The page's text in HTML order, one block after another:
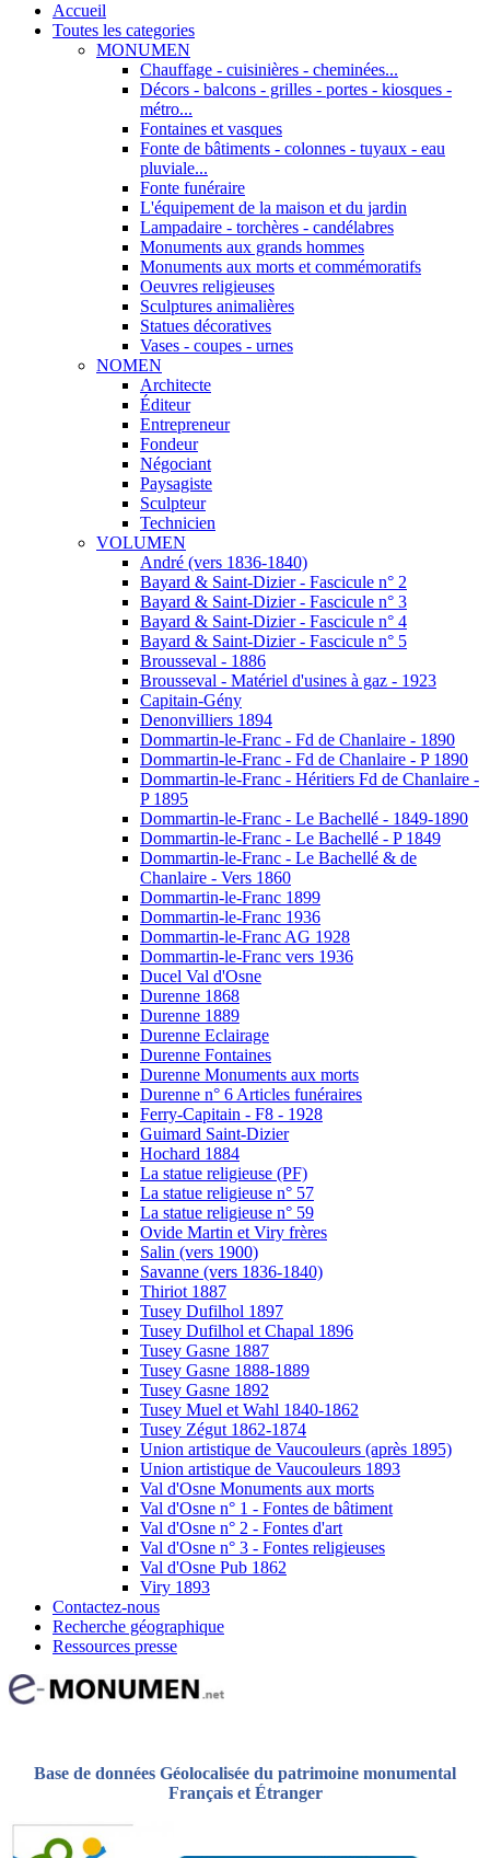
Accueil
Toutes les categories
MONUMEN
Chauffage - cuisinières - cheminées...
Décors - balcons - grilles - portes - kiosques -
métro...
Fontaines et vasques
Fonte de bâtiments - colonnes - tuyaux - eau
pluviale...
Fonte funéraire
L'équipement de la maison et du jardin
Lampadaire - torchères - candélabres
Monuments aux grands hommes
Monuments aux morts et commémoratifs
Oeuvres religieuses
Sculptures animalières
Statues décoratives
Vases - coupes - urnes
NOMEN
Architecte
Éditeur
Entrepreneur
Fondeur
Négociant
Paysagiste
Sculpteur
Technicien
VOLUMEN
André (vers 1836-1840)
Bayard & Saint-Dizier - Fascicule n° 2
Bayard & Saint-Dizier - Fascicule n° 3
Bayard & Saint-Dizier - Fascicule n° 4
Bayard & Saint-Dizier - Fascicule n° 5
Brousseval - 1886
Brousseval - Matériel d'usines à gaz - 1923
Capitain-Gény
Denonvilliers 1894
Dommartin-le-Franc - Fd de Chanlaire - 1890
Dommartin-le-Franc - Fd de Chanlaire - P 1890
Dommartin-le-Franc - Héritiers Fd de Chanlaire -
P 1895
Dommartin-le-Franc - Le Bachellé - 1849-1890
Dommartin-le-Franc - Le Bachellé - P 1849
Dommartin-le-Franc - Le Bachellé & de
Chanlaire - Vers 1860
Dommartin-le-Franc 1899
Dommartin-le-Franc 1936
Dommartin-le-Franc AG 1928
Dommartin-le-Franc vers 1936
Ducel Val d'Osne
Durenne 1868
Durenne 1889
Durenne Eclairage
Durenne Fontaines
Durenne Monuments aux morts
Durenne n° 6 Articles funéraires
Ferry-Capitain - F8 - 1928
Guimard Saint-Dizier
Hochard 1884
La statue religieuse (PF)
La statue religieuse n° 57
La statue religieuse n° 59
Ovide Martin et Viry frères
Salin (vers 1900)
Savanne (vers 1836-1840)
Thiriot 1887
Tusey Dufilhol 1897
Tusey Dufilhol et Chapal 1896
Tusey Gasne 1887
Tusey Gasne 1888-1889
Tusey Gasne 1892
Tusey Muel et Wahl 1840-1862
Tusey Zégut 1862-1874
Union artistique de Vaucouleurs (après 1895)
Union artistique de Vaucouleurs 1893
Val d'Osne Monuments aux morts
Val d'Osne n° 1 - Fontes de bâtiment
Val d'Osne n° 2 - Fontes d'art
Val d'Osne n° 3 - Fontes religieuses
Val d'Osne Pub 1862
Viry 1893
Contactez-nous
Recherche géographique
Ressources presse
Base de données Géolocalisée du patrimoine monumental
Français et Étranger